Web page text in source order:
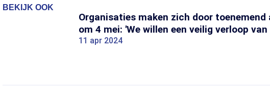
BEKIJK OOK
Organisaties maken zich door
om 4 mei: 'We willen een veilig verloop
11 apr 2024